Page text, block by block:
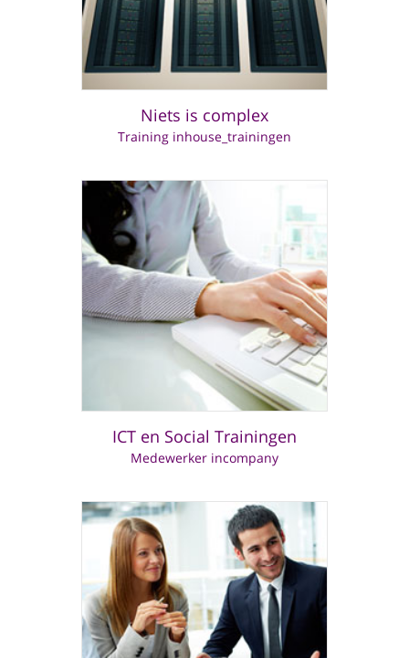
Niets is complex
Training inhouse_trainingen
ICT en Social Trainingen
Medewerker incompany